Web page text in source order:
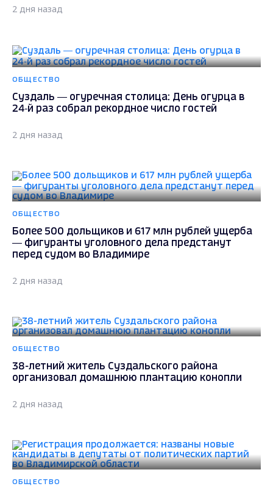
2 дня назад
ОБЩЕСТВО
Суздаль — огуречная столица: День огурца в
24‑й раз собрал рекордное число гостей
2 дня назад
ОБЩЕСТВО
Более 500 дольщиков и 617 млн рублей ущерба
— фигуранты уголовного дела предстанут
перед судом во Владимире
2 дня назад
ОБЩЕСТВО
38-летний житель Суздальского района
организовал домашнюю плантацию конопли
2 дня назад
ОБЩЕСТВО